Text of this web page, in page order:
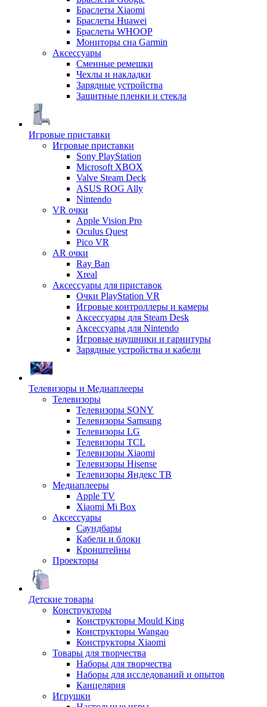
Браслеты Xiaomi
Браслеты Huawei
Браслеты WHOOP
Мониторы сна Garmin
Аксессуары
Сменные ремешки
Чехлы и накладки
Зарядные устройства
Защитные пленки и стекла
Игровые приставки
Игровые приставки
Sony PlayStation
Microsoft XBOX
Valve Steam Deck
ASUS ROG Ally
Nintendo
VR очки
Apple Vision Pro
Oculus Quest
Pico VR
AR очки
Ray Ban
Xreal
Аксессуары для приставок
Очки PlayStation VR
Игровые контроллеры и камеры
Аксессуары для Steam Desk
Аксессуары для Nintendo
Игровые наушники и гарнитуры
Зарядные устройства и кабели
Телевизоры и Медиаплееры
Телевизоры
Телевизоры SONY
Телевизоры Samsung
Телевизоры LG
Телевизоры TCL
Телевизоры Xiaomi
Телевизоры Hisense
Телевизоры Яндекс ТВ
Медиаплееры
Apple TV
Xiaomi Mi Box
Аксессуары
Саундбары
Кабели и блоки
Кронштейны
Проекторы
Детские товары
Конструкторы
Конструкторы Mould King
Конструкторы Wangao
Конструкторы Xiaomi
Товары для творчества
Наборы для творчества
Наборы для исследований и опытов
Канцелярия
Игрушки